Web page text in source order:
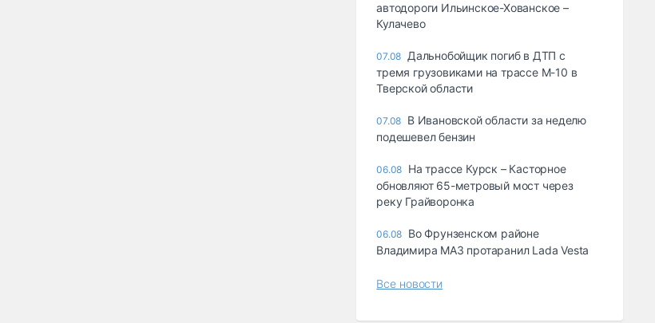
автодороги Ильинское-Хованское –
Кулачево
07.08 Дальнобойщик погиб в ДТП с
тремя грузовиками на трассе М-10 в
Тверской области
07.08 В Ивановской области за неделю
подешевел бензин
06.08 На трассе Курск – Касторное
обновляют 65-метровый мост через
реку Грайворонка
06.08 Во Фрунзенском районе
Владимира МАЗ протаранил Lada Vesta
Все новости